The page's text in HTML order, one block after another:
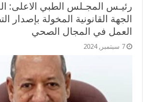
رئيـس المجـلس الطبي الاعلى:
الجهة القانونية المخولة بإصدار
العمل في المجال الصحي
7 سبتمبر, 2024